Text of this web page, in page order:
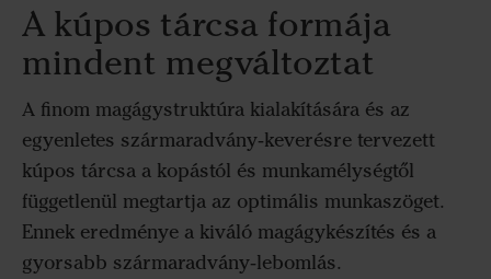
A kúpos tárcsa formája
mindent megváltoztat
A finom magágystruktúra kialakítására és az
egyenletes szármaradvány‑keverésre tervezett
kúpos tárcsa a kopástól és munkamélységtől
függetlenül megtartja az optimális munkaszöget.
Ennek eredménye a kiváló magágykészítés és a
gyorsabb szármaradvány‑lebomlás.